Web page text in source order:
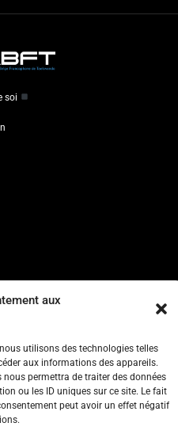
aux
utilisons des technologies telles
aux informations des appareils.
permettra de traiter des données
ou les ID uniques sur ce site. Le fait
peut avoir un effet négatif
soi
Taekwondo
Auderghem